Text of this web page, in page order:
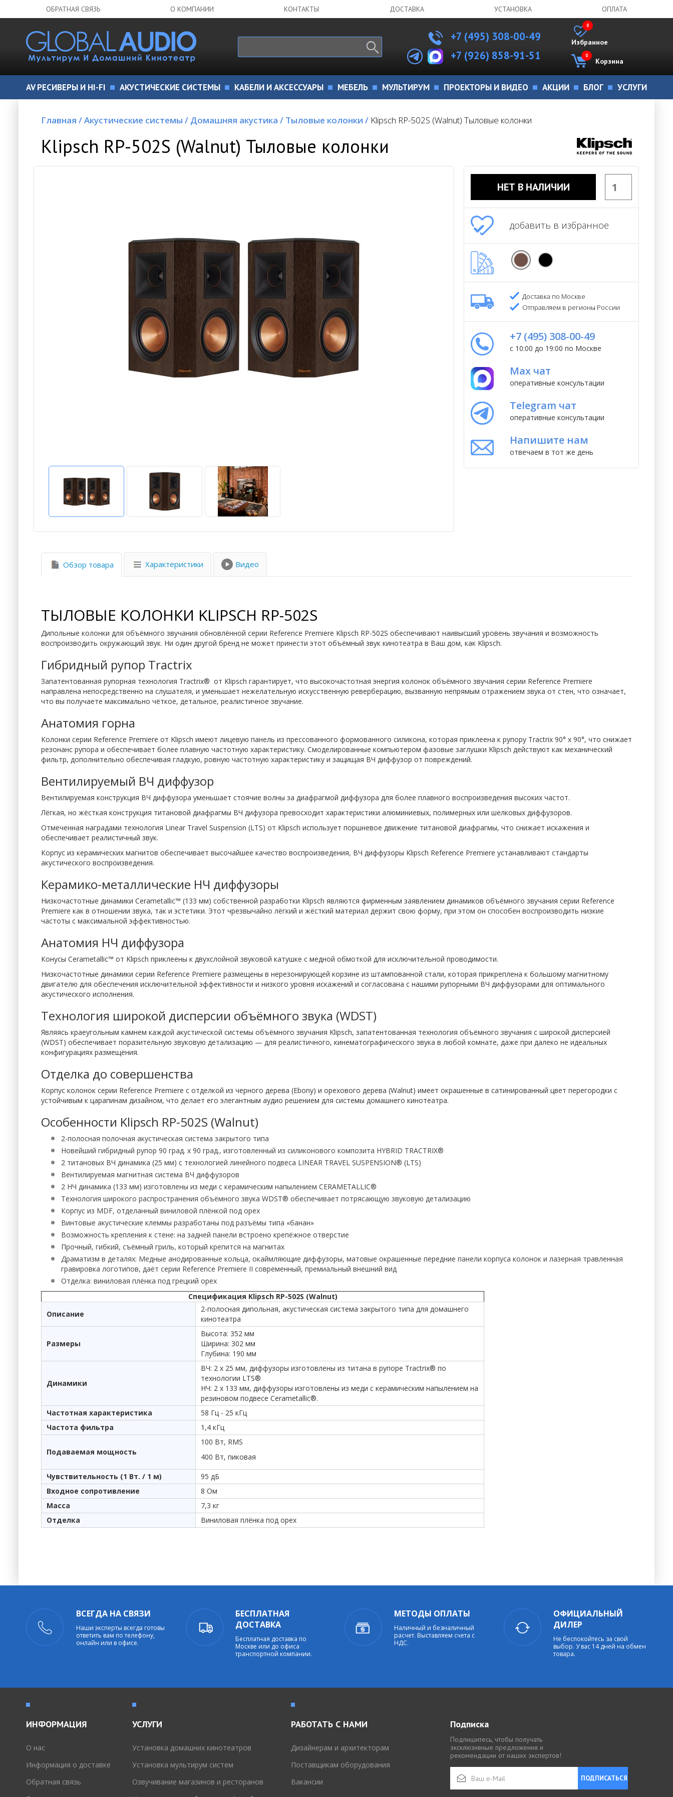
ОБРАТНАЯ СВЯЗЬ О КОМПАНИИ КОНТАКТЫ ДОСТАВКА УСТАНОВКА ОПЛАТА
+7 (495) 308-00-49
+7 (926) 858-91-51
Избранное
0
Корзина
0
AV РЕСИВЕРЫ И HI-FI АКУСТИЧЕСКИЕ СИСТЕМЫ КАБЕЛИ И АКСЕССУАРЫ МЕБЕЛЬ МУЛЬТИРУМ ПРОЕКТОРЫ И ВИДЕО АКЦИИ БЛОГ УСЛУГИ
Главная /Акустические системы / Домашняя акустика / Тыловые колонки / Klipsch RP-502S (Walnut) Тыловые колонки
Klipsch RP-502S (Walnut) Тыловые колонки
НЕТ В НАЛИЧИИ
добавить в избранное
Доставка по Москве
Отправляем в регионы России
+7 (495) 308-00-49
с 10:00 до 19:00 по Москве
Max чат
оперативные консультации
Telegram чат
оперативные консультации
Напишите нам
отвечаем в тот же день
Обзор товара Характеристики Видео
ТЫЛОВЫЕ КОЛОНКИ KLIPSCH RP-502S
Дипольные колонки для объёмного звучания обновлённой серии Reference Premiere Klipsch RP-502S обеспечивают наивысший уровень звучания и возможность
воспроизводить окружающий звук. Ни один другой бренд не может принести этот объёмный звук кинотеатра в Ваш дом, как Klipsch.
Гибридный рупор Tractrix
Запатентованная рупорная технология Tractrix® от Klipsch гарантирует, что высокочастотная энергия колонок объёмного звучания серии Reference Premiere
направлена непосредственно на слушателя, и уменьшает нежелательную искусственную реверберацию, вызванную непрямым отражением звука от стен, что означает,
что вы получаете максимально чёткое, детальное, реалистичное звучание.
Анатомия горна
Колонки серии Reference Premiere от Klipsch имеют лицевую панель из прессованного формованного силикона, которая приклеена к рупору Tractrix 90° x 90°, что снижает
резонанс рупора и обеспечивает более плавную частотную характеристику. Смоделированные компьютером фазовые заглушки Klipsch действуют как механический
фильтр, дополнительно обеспечивая гладкую, ровную частотную характеристику и защищая ВЧ диффузор от повреждений.
Вентилируемый ВЧ диффузор
Вентилируемая конструкция ВЧ диффузора уменьшает стоячие волны за диафрагмой диффузора для более плавного воспроизведения высоких частот.
Лёгкая, но жёсткая конструкция титановой диафрагмы ВЧ дифузора превосходит характеристики алюминиевых, полимерных или шелковых диффузоров.
Отмеченная наградами технология Linear Travel Suspension (LTS) от Klipsch использует поршневое движение титановой диафрагмы, что снижает искажения и
обеспечивает реалистичный звук.
Корпус из керамических магнитов обеспечивает высочайшее качество воспроизведения, ВЧ диффузоры Klipsch Reference Premiere устанавливают стандарты
акустического воспроизведения.
Керамико-металлические НЧ диффузоры
Низкочастотные динамики Cerametallic™ (133 мм) собственной разработки Klipsch являются фирменным заявлением динамиков объёмного звучания серии Reference
Premiere как в отношении звука, так и эстетики. Этот чрезвычайно лёгкий и жёсткий материал держит свою форму, при этом он способен воспроизводить низкие
частоты с максимальной эффективностью.
Анатомия НЧ диффузора
Конусы Cerametallic™ от Klipsch приклеены к двухслойной звуковой катушке с медной обмоткой для исключительной проводимости.
Низкочастотные динамики серии Reference Premiere размещены в нерезонирующей корзине из штампованной стали, которая прикреплена к большому магнитному
двигателю для обеспечения исключительной эффективности и низкого уровня искажений и согласована с нашими рупорными ВЧ диффузорами для оптимального
акустического исполнения.
Технология широкой дисперсии объёмного звука (WDST)
Являясь краеугольным камнем каждой акустической системы объёмного звучания Klipsch, запатентованная технология объёмного звучания с широкой дисперсией
(WDST) обеспечивает поразительную звуковую детализацию — для реалистичного, кинематографического звука в любой комнате, даже при далеко не идеальных
конфигурациях размещения.
Отделка до совершенства
Корпус колонок серии Reference Premiere с отделкой из черного дерева (Ebony) и орехового дерева (Walnut) имеет окрашенные в сатинированный цвет перегородки с
устойчивым к царапинам дизайном, что делает его элегантным аудио решением для системы домашнего кинотеатра.
Особенности Klipsch RP-502S (Walnut)
2-полосная полочная акустическая система закрытого типа
Новейший гибридный рупор 90 град. x 90 град., изготовленный из силиконового композита HYBRID TRACTRIX®
2 титановых ВЧ динамика (25 мм) с технологией линейного подвеса LINEAR TRAVEL SUSPENSION® (LTS)
Вентилируемая магнитная система ВЧ диффузоров
2 НЧ динамика (133 мм) изготовлены из меди с керамическим напылением CERAMETALLIC®
Технология широкого распространения объёмного звука WDST® обеспечивает потрясающую звуковую детализацию
Корпус из MDF, отделанный виниловой плёнкой под орех
Винтовые акустические клеммы разработаны под разъёмы типа «банан»
Возможность крепления к стене: на задней панели встроено крепёжное отверстие
Прочный, гибкий, съёмный гриль, который крепится на магнитах
Драматизм в деталях: Медные анодированные кольца, окаймляющие диффузоры, матовые окрашенные передние панели корпуса колонок и лазерная травленная
гравировка логотипов, даёт серии Reference Premiere II современный, премиальный внешний вид
Отделка: виниловая плёнка под грецкий орех
Спецификация Klipsch RP-502S (Walnut)
Описание
2-полосная дипольная, акустическая система закрытого типа для домашнего
кинотеатра
Размеры
Высота: 352 мм
Ширина: 302 мм
Глубина: 190 мм
Динамики
ВЧ: 2 х 25 мм, диффузоры изготовлены из титана в рупоре Tractrix® по
технологии LTS®
НЧ: 2 х 133 мм, диффузоры изготовлены из меди с керамическим напылением на
резиновом подвесе Cerametallic®.
Частотная характеристика
58 Гц - 25 кГц
Частота фильтра
1,4 кГц
Подаваемая мощность
100 Вт, RMS
400 Вт, пиковая
Чувствительность (1 Вт. / 1 м)
95 дБ
Входное сопротивление
8 Ом
Масса
7,3 кг
Отделка
Виниловая плёнка под орех
ВСЕГДА НА СВЯЗИ
Наши эксперты всегда готовы
ответить вам по телефону,
онлайн или в офисе.
БЕСПЛАТНАЯ
ДОСТАВКА
Бесплатная доставка по
Москве или до офиса
транспортной компании.
МЕТОДЫ ОПЛАТЫ
Наличный и безналичный
расчет. Выставляем счета с
НДС.
ОФИЦИАЛЬНЫЙ
ДИЛЕР
Не беспокойтесь за свой
выбор. У вас 14 дней на обмен
товара.
ИНФОРМАЦИЯ
O нас
Информация о доставке
Обратная связь
УСЛУГИ
Установка домашних кинотеатров
Установка мультирум систем
Озвучивание магазинов и ресторанов
РАБОТАТЬ С НАМИ
Дизайнерам и архитекторам
Поставщикам оборудования
Вакансии
Подписка
Подпишитесь, чтобы получать
эксклюзивные предложения и
рекомендации от наших экспертов!
ПОДПИСАТЬСЯ